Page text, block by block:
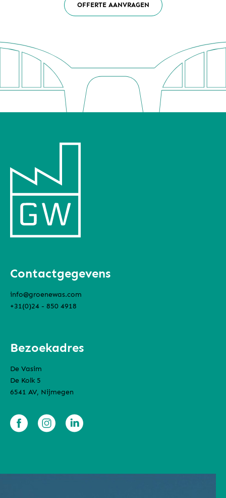
OFFERTE AANVRAGEN
Contactgegevens
info@groenewas.com
+31(0)24 - 850 4918
Bezoekadres
De Vasim
De Kolk 5
6541 AV, Nijmegen